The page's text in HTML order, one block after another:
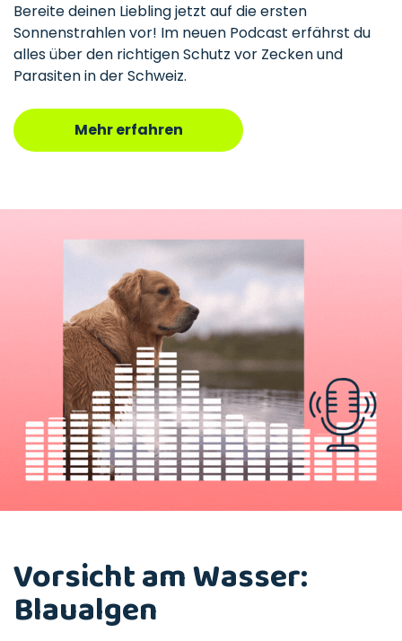
Bereite deinen Liebling jetzt auf die ersten
Sonnenstrahlen vor! Im neuen Podcast erfährst du
alles über den richtigen Schutz vor Zecken und
Parasiten in der Schweiz.
Mehr erfahren
Vorsicht am Wasser:
Blaualgen